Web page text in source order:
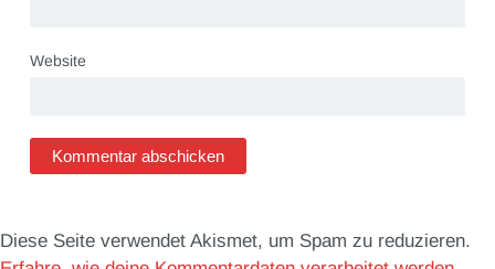
Website
Diese Seite verwendet Akismet, um Spam zu reduzieren.